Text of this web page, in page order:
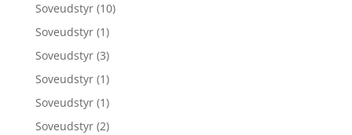
Soveudstyr (10)
Soveudstyr (1)
Soveudstyr (3)
Soveudstyr (1)
Soveudstyr (1)
Soveudstyr (2)